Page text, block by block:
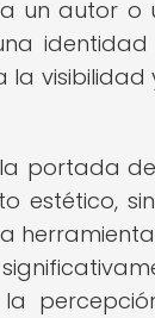
un autor o
identidad
la
portada
estético,